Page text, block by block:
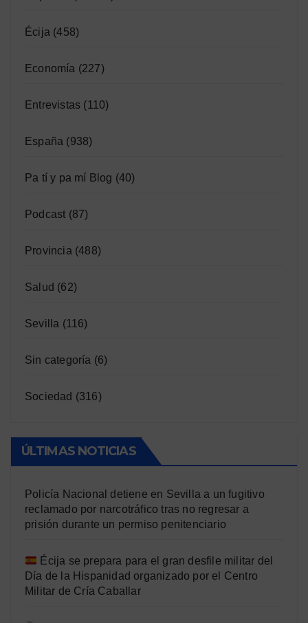
Écija (458)
Economía (227)
Entrevistas (110)
España (938)
Pa tí y pa mí Blog (40)
Podcast (87)
Provincia (488)
Salud (62)
Sevilla (116)
Sin categoría (6)
Sociedad (316)
ÚLTIMAS NOTICIAS
Policía Nacional detiene en Sevilla a un fugitivo
reclamado por narcotráfico tras no regresar a
prisión durante un permiso penitenciario
Écija se prepara para el gran desfile militar del
Día de la Hispanidad organizado por el Centro
Militar de Cría Caballar